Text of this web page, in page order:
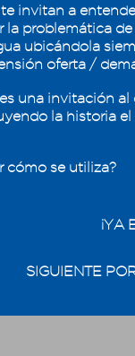
y se mide
de caudales
escurrimiento: ¿se puede
de los años hidrológicos
Medición de
invitan a
la problemática de
ubicándola
oferta /
una invitación al
la historia el
cómo se utiliza?
¡YA
SIGUIENTE